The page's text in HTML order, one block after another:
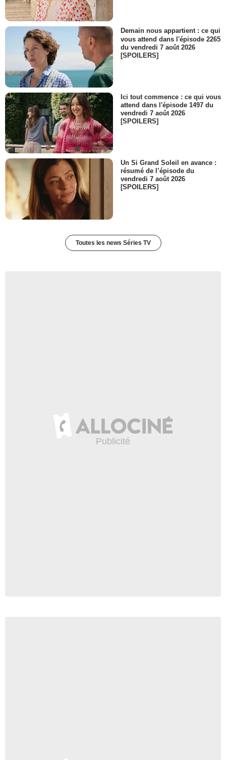
Demain nous appartient : ce qui
vous attend dans l'épisode 2265
du vendredi 7 août 2026
[SPOILERS]
Ici tout commence : ce qui vous
attend dans l'épisode 1497 du
vendredi 7 août 2026
[SPOILERS]
Un Si Grand Soleil en avance :
résumé de l’épisode du
vendredi 7 août 2026
[SPOILERS]
Toutes les news Séries TV